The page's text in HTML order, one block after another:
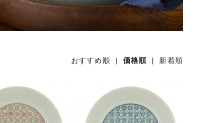
おすすめ順 | 価格順 | 新着順